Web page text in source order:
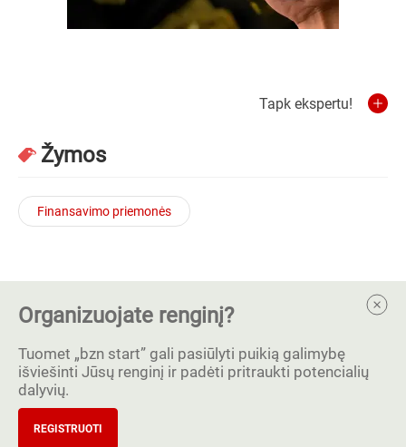
Tapk ekspertu!
Žymos
Finansavimo priemonės
Organizuojate renginį?
Tuomet „bzn start” gali pasiūlyti puikią galimybę
išviešinti Jūsų renginį ir padėti pritraukti potencialių
dalyvių.
REGISTRUOTI